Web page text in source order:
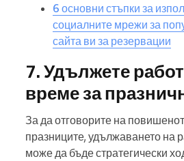
6 основни стъпки за
социалните мрежи за
сайта ви за резервации
7. Удължете
време за
За да отговорите на
празниците, удължаването на
може да бъде стратегически